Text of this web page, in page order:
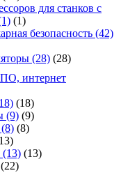
для станков с
(1)
безопасность (42)
(28) (28)
ПО, интернет
(18)
(9) (9)
(8) (8)
(13) (13)
(22)